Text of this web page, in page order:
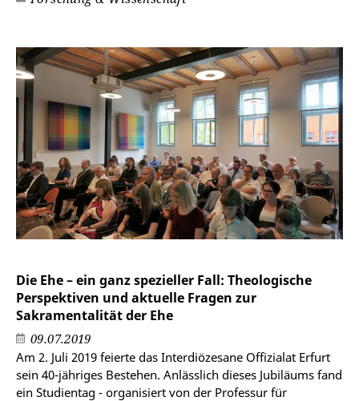
Die Ehe – ein ganz spezieller Fall: Theologische
Perspektiven und aktuelle Fragen zur
Sakramentalität der Ehe
09.07.2019
Am 2. Juli 2019 feierte das Interdiözesane Offizialat Erfurt
sein 40-jähriges Bestehen. Anlässlich dieses Jubiläums fand
ein Studientag - organisiert von der Professur für